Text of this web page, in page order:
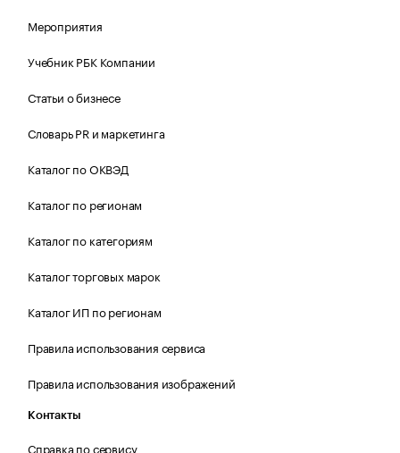
Мероприятия
Учебник РБК Компании
Статьи о бизнесе
Словарь PR и маркетинга
Каталог по ОКВЭД
Каталог по регионам
Каталог по категориям
Каталог торговых марок
Каталог ИП по регионам
Правила использования сервиса
Правила использования изображений
Контакты
Справка по сервису